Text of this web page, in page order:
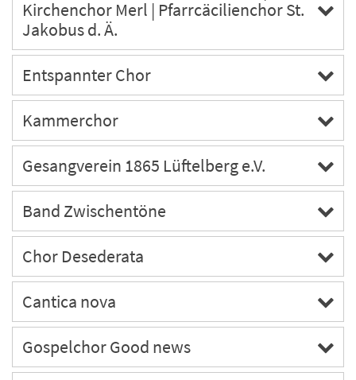
Kirchenchor Merl | Pfarrcäcilienchor St.
Jakobus d. Ä.
Entspannter Chor
Kammerchor
Gesangverein 1865 Lüftelberg e.V.
Band Zwischentöne
Chor Desederata
Cantica nova
Gospelchor Good news